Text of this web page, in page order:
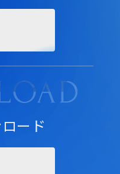
ード